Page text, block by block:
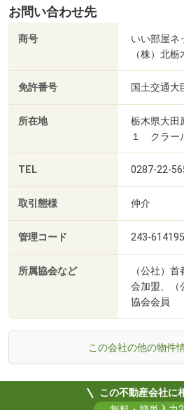
お問い合わせ先
商号
いい部屋ネ
（株）北栃
免許番号 国土交通大
所在地
栃木県大田
１ クラー
TEL 0287-22-
取引態様 仲介
管理コード 243-
所属協会など
（公社）
会加盟、（
協会会員
この会社の他の物件
この不動産会社に